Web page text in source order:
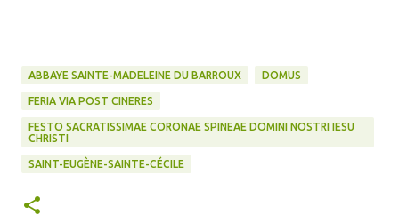
ABBAYE SAINTE-MADELEINE DU BARROUX DOMUS
FERIA VIA POST CINERES
FESTO SACRATISSIMAE CORONAE SPINEAE DOMINI NOSTRI IESU
CHRISTI
SAINT-EUGÈNE-SAINTE-CÉCILE